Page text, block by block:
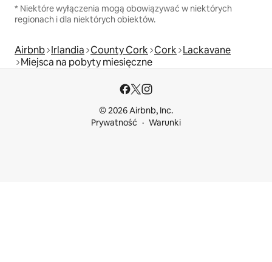
* Niektóre wyłączenia mogą obowiązywać w niektórych
regionach i dla niektórych obiektów.
Airbnb Irlandia County Cork Cork Lackavane
Miejsca na pobyty miesięczne
© 2026 Airbnb, Inc.
Prywatność
Warunki